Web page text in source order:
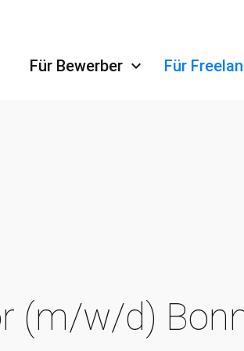
Für Bewerber
Für
(m/w/d)